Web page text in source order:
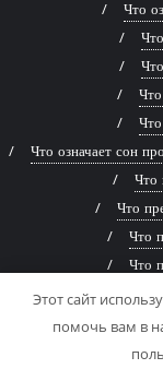
Что
Что означает сон
Что
Что
Что
Что
Что
Что
Что
Этот сайт
помочь вам в